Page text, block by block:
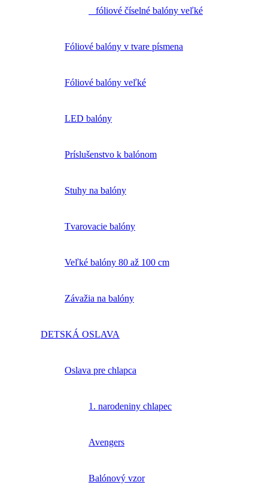
fóliové číselné balóny veľké
Fóliové balóny v tvare písmena
Fóliové balóny veľké
LED balóny
Príslušenstvo k balónom
Stuhy na balóny
Tvarovacie balóny
Veľké balóny 80 až 100 cm
Závažia na balóny
DETSKÁ OSLAVA
Oslava pre chlapca
1. narodeniny chlapec
Avengers
Balónový vzor